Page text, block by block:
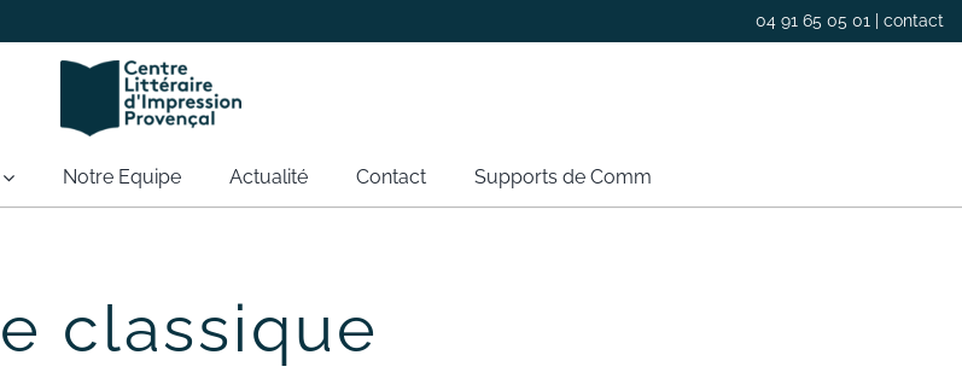
04 91 65 05 01 |contact
Notre Equipe Actualité Contact Supports de Comm
classique